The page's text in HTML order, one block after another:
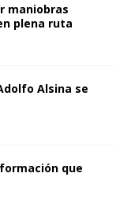
maniobras
plena ruta
Alsina se
que